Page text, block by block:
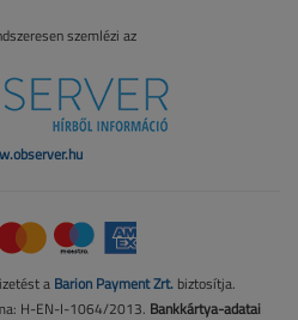
szemlézi az
a Barion Payment Zrt. biztosítja.
H-EN-I-1064/2013. Bankkártya-adatai